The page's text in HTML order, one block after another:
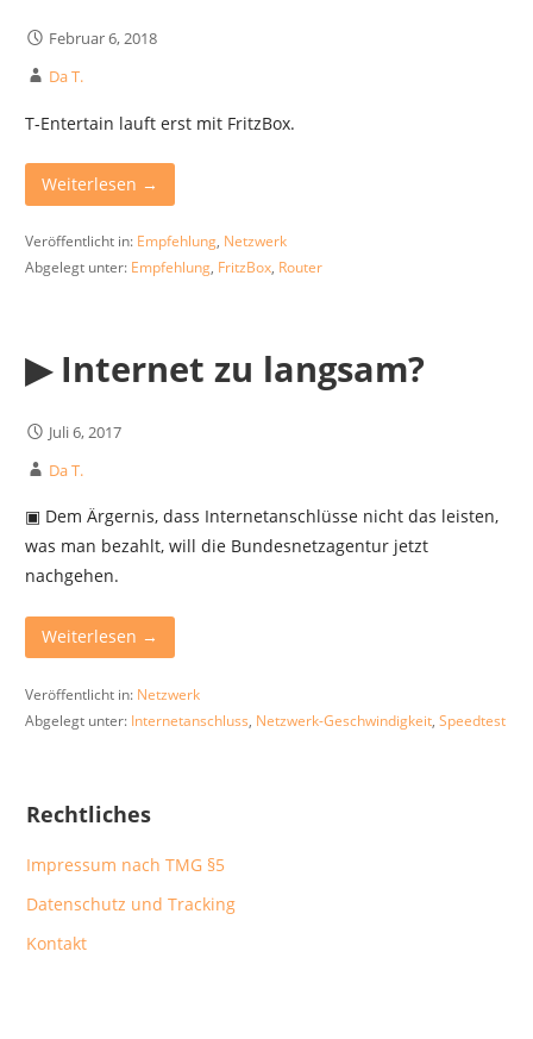
Februar 6, 2018
Da T.
T-Entertain lauft erst mit FritzBox.
Weiterlesen →
Veröffentlicht in: Empfehlung, Netzwerk
Abgelegt unter: Empfehlung, FritzBox, Router
▶︎ Internet zu langsam?
Juli 6, 2017
Da T.
▣ Dem Ärgernis, dass Internetanschlüsse nicht das leisten,
was man bezahlt, will die Bundesnetzagentur jetzt
nachgehen.
Weiterlesen →
Veröffentlicht in: Netzwerk
Abgelegt unter: Internetanschluss, Netzwerk-Geschwindigkeit, Speedtest
Rechtliches
Impressum nach TMG §5
Datenschutz und Tracking
Kontakt